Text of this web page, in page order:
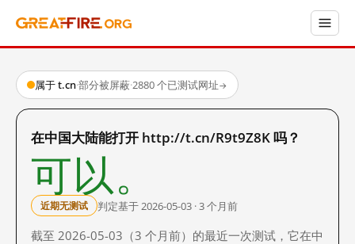
属于 t.cn·部分被屏蔽·2880 个已测试网址→
在中国大陆能打开 http://t.cn/R9t9Z8K 吗？
可以。
近期无测试 判定基于 2026-05-03 · 3 个月前
截至 2026-05-03（3 个月前）的最近一次测试，它在中